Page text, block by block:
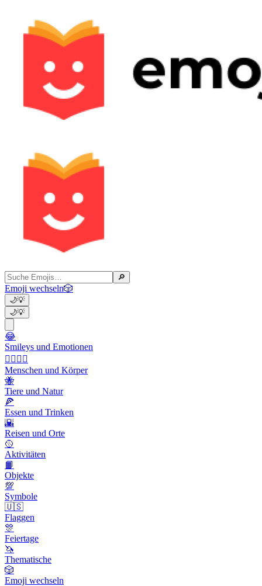
🔎
Emoji wechseln🎲
🌙💡
🌙💡
😂
Smileys und Emotionen
👩‍❤️‍💋‍👨
Menschen und Körper
🐝
Tiere und Natur
🍕
Essen und Trinken
🌇
Reisen und Orte
🥎
Aktivitäten
📙
Objekte
💯
Symbole
🇺🇸
Flaggen
🎊
Feiertage
🦄
Thematische
🎲
Emoji wechseln